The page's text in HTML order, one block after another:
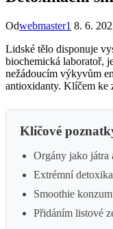
Odwebmaster1 8. 6.
Lidské tělo disponuje
biochemická laboratoř,
nežádoucím výkyvům
antioxidanty. Klíčem ke
Klíčové
Orgány jako játra
Extrémní
Smoothie
Přidáním listové